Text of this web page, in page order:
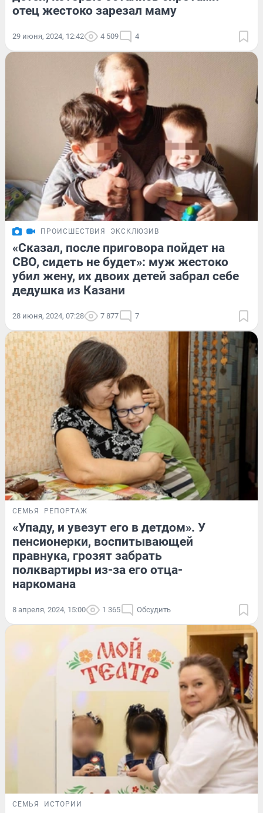
отец жестоко зарезал маму
29 июня, 2024, 12:42 4 509 4
ПРОИСШЕСТВИЯ ЭКСКЛЮЗИВ
«Сказал, после приговора пойдет на
СВО, сидеть не будет»: муж жестоко
убил жену, их двоих детей забрал себе
дедушка из Казани
28 июня, 2024, 07:28 7 877 7
СЕМЬЯ РЕПОРТАЖ
«Упаду, и увезут его в детдом». У
пенсионерки, воспитывающей
правнука, грозят забрать
полквартиры из-за его отца-
наркомана
8 апреля, 2024, 15:00 1 365 Обсудить
СЕМЬЯ ИСТОРИИ